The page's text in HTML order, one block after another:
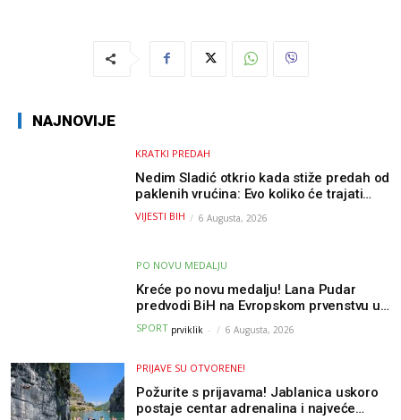
NAJNOVIJE
KRATKI PREDAH
Nedim Sladić otkrio kada stiže predah od
paklenih vrućina: Evo koliko će trajati
osvježenje u BiH
VIJESTI BIH 6 Augusta, 2026
PO NOVU MEDALJU
Kreće po novu medalju! Lana Pudar
predvodi BiH na Evropskom prvenstvu u
Parizu
SPORT prviklik - 6 Augusta, 2026
PRIJAVE SU OTVORENE!
Požurite s prijavama! Jablanica uskoro
postaje centar adrenalina i najveće